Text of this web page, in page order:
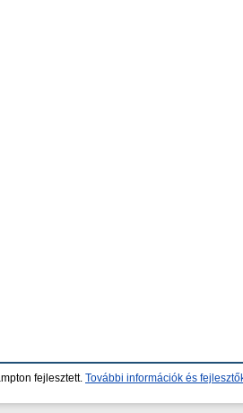
fejlesztett. További információk és